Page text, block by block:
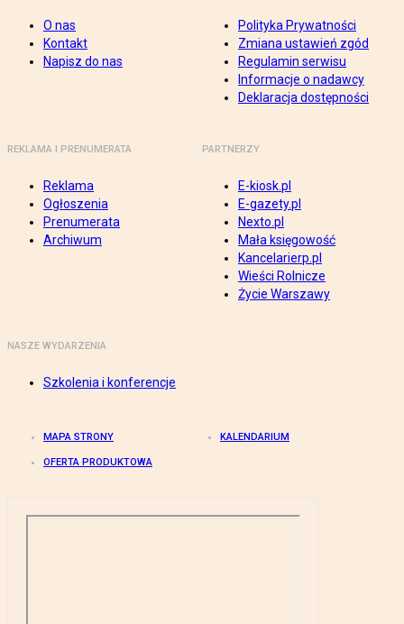
O nas
Kontakt
Napisz do nas
Polityka Prywatności
Zmiana ustawień zgód
Regulamin serwisu
Informacje o nadawcy
Deklaracja dostępności
REKLAMA I PRENUMERATA
Reklama
Ogłoszenia
Prenumerata
Archiwum
PARTNERZY
E-kiosk.pl
E-gazety.pl
Nexto.pl
Mała księgowość
Kancelarierp.pl
Wieści Rolnicze
Życie Warszawy
NASZE WYDARZENIA
Szkolenia i konferencje
MAPA STRONY KALENDARIUM
OFERTA PRODUKTOWA